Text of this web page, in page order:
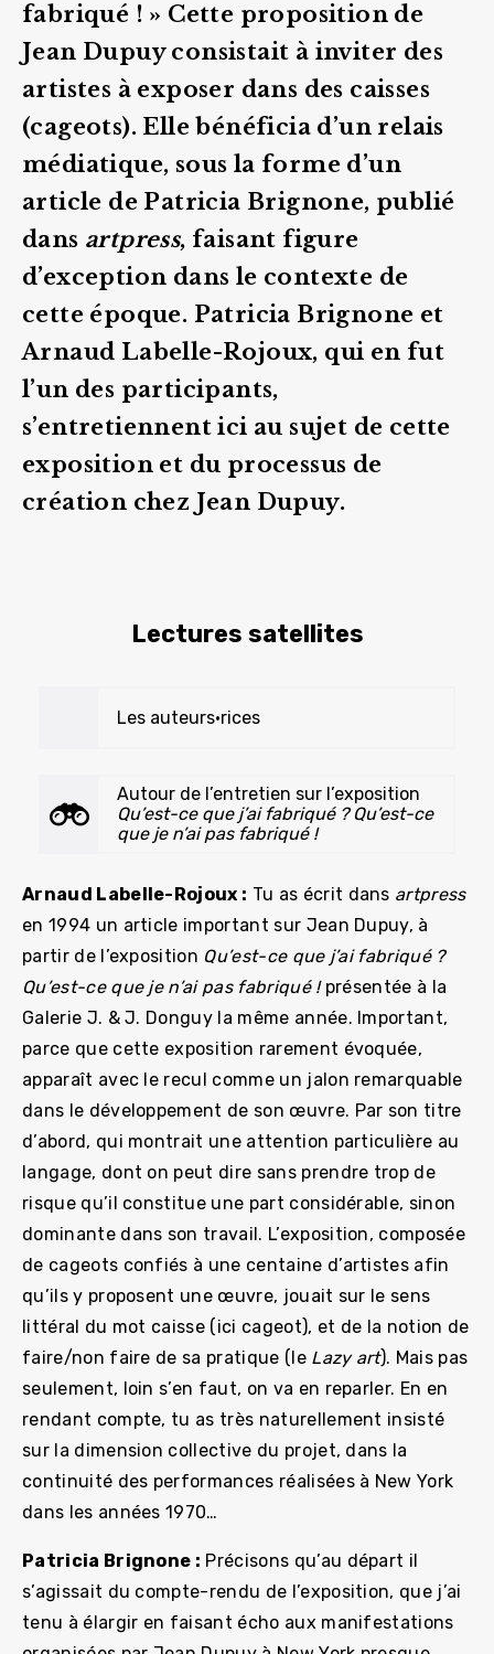
fabriqué ! » Cette proposition de
Jean Dupuy consistait à inviter des
artistes à exposer dans des caisses
(cageots). Elle bénéficia d’un relais
médiatique, sous la forme d’un
article de Patricia Brignone, publié
dans artpress, faisant figure
d’exception dans le contexte de
cette époque. Patricia Brignone et
Arnaud Labelle-Rojoux, qui en fut
l’un des participants,
s’entretiennent ici au sujet de cette
exposition et du processus de
création chez Jean Dupuy.
Lectures satellites
Les auteurs•rices
Autour de l’entretien sur l’exposition
Qu’est-ce que j’ai fabriqué ? Qu’est-ce
que je n’ai pas fabriqué !
Arnaud Labelle-Rojoux : Tu as écrit dans artpress
en 1994 un article important sur Jean Dupuy, à
partir de l’exposition Qu’est-ce que j’ai fabriqué ?
Qu’est-ce que je n’ai pas fabriqué !présentée à la
Galerie J. & J. Donguy la même année. Important,
parce que cette exposition rarement évoquée,
apparaît avec le recul comme un jalon remarquable
dans le développement de son œuvre. Par son titre
d’abord, qui montrait une attention particulière au
langage, dont on peut dire sans prendre trop de
risque qu’il constitue une part considérable, sinon
dominante dans son travail. L’exposition, composée
de cageots confiés à une centaine d’artistes afin
qu’ils y proposent une œuvre, jouait sur le sens
littéral du mot caisse (ici cageot), et de la notion de
faire/non faire de sa pratique (le Lazy art). Mais pas
seulement, loin s’en faut, on va en reparler. En en
rendant compte, tu as très naturellement insisté
sur la dimension collective du projet, dans la
continuité des performances réalisées à New York
dans les années 1970…
Patricia Brignone : Précisons qu’au départ il
s’agissait du compte-rendu de l’exposition, que j’ai
tenu à élargir en faisant écho aux manifestations